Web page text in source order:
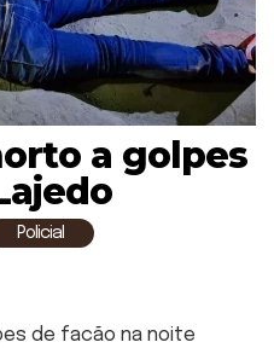
a golpes
Policial
de facão na noite